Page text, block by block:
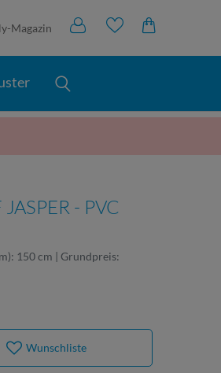
Magazin
- PVC
150 cm | Grundpreis:
Wunschliste